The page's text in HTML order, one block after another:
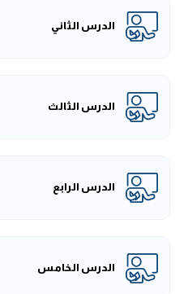
الدرس الثاني
الدرس الثالث
الدرس الرابع
الدرس الخامس